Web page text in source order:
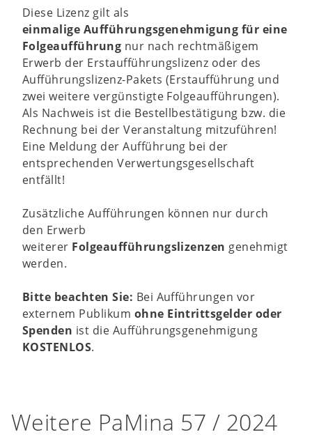
Diese Lizenz gilt als
einmalige Aufführungsgenehmigung für eine
Folgeaufführung nur nach rechtmäßigem
Erwerb der Erstaufführungslizenz oder des
Aufführungslizenz-Pakets (Erstaufführung und
zwei weitere vergünstigte Folgeaufführungen).
Als Nachweis ist die Bestellbestätigung bzw. die
Rechnung bei der Veranstaltung mitzuführen!
Eine Meldung der Aufführung bei der
entsprechenden Verwertungsgesellschaft
entfällt!
Zusätzliche Aufführungen können nur durch
den Erwerb
weiterer Folgeaufführungslizenzen genehmigt
werden.
Bitte beachten Sie: Bei Aufführungen vor
externem Publikum ohne Eintrittsgelder oder
Spenden ist die Aufführungsgenehmigung
KOSTENLOS.
Weitere PaMina 57 / 2024